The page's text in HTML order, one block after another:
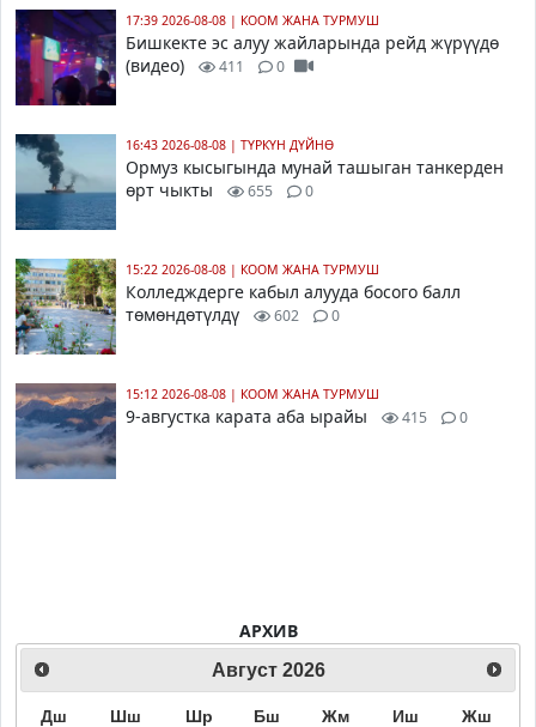
17:39 2026-08-08 | КООМ ЖАНА ТУРМУШ
Бишкекте эс алуу жайларында рейд жүрүүдө
(видео)
411 0
16:43 2026-08-08 | ТҮРКҮН ДҮЙНӨ
Ормуз кысыгында мунай ташыган танкерден
өрт чыкты
655 0
15:22 2026-08-08 | КООМ ЖАНА ТУРМУШ
Колледждерге кабыл алууда босого балл
төмөндөтүлдү
602 0
15:12 2026-08-08 | КООМ ЖАНА ТУРМУШ
9-августка карата аба ырайы 415 0
АРХИВ
Август 2026
Дш Шш Шр Бш Жм Иш Жш